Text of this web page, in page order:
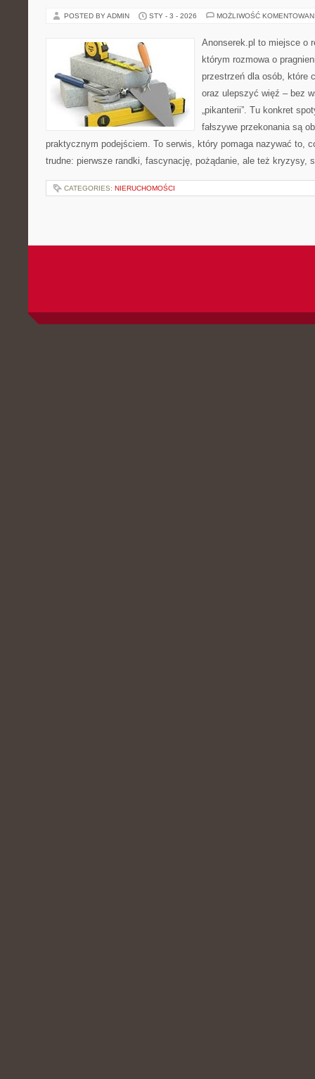
POSTED BY ADMIN STY - 3 - 2026 MOŻLIWOŚĆ
Anonserek.pl to miejsce o
którym rozmowa o
przestrzeń dla osób, które
oraz ulepszyć więź – bez
„pikanterii”. Tu konkret
fałszywe przekonania są
praktycznym podejściem. To serwis, który pomaga nazywać to,
trudne: pierwsze randki, fascynację, pożądanie, ale też kryzysy,
CATEGORIES: NIERUCHOMOŚCI